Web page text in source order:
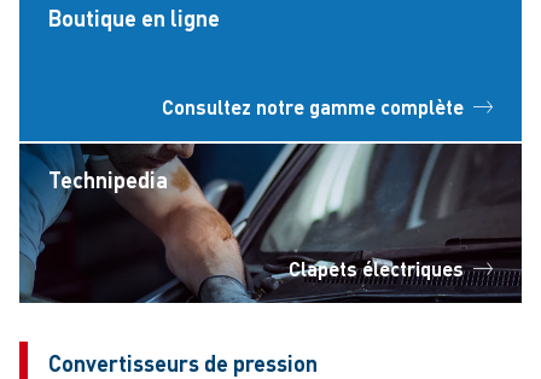
Boutique en ligne
Consultez notre gamme complète
Technipedia
Clapets électriques
Convertisseurs de pression